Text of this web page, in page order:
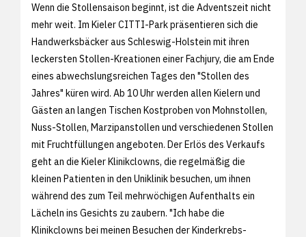
Wenn die Stollensaison beginnt, ist die Adventszeit nicht
mehr weit. Im Kieler CITTI-Park präsentieren sich die
Handwerksbäcker aus Schleswig-Holstein mit ihren
leckersten Stollen-Kreationen einer Fachjury, die am Ende
eines abwechslungsreichen Tages den "Stollen des
Jahres" küren wird. Ab 10 Uhr werden allen Kielern und
Gästen an langen Tischen Kostproben von Mohnstollen,
Nuss-Stollen, Marzipanstollen und verschiedenen Stollen
mit Fruchtfüllungen angeboten. Der Erlös des Verkaufs
geht an die Kieler Klinikclowns, die regelmäßig die
kleinen Patienten in den Uniklinik besuchen, um ihnen
während des zum Teil mehrwöchigen Aufenthalts ein
Lächeln ins Gesichts zu zaubern. "Ich habe die
Klinikclowns bei meinen Besuchen der Kinderkrebs-